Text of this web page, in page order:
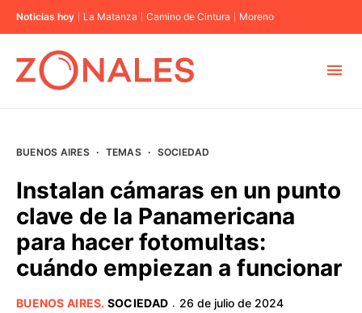
Noticias hoy La Matanza Camino de Cintura Moreno
BUENOS AIRES
PROVINCIAS
BUENOS AIRES · TEMAS · SOCIEDAD
Instalan cámaras en un punto
clave de la Panamericana
para hacer fotomultas:
cuándo empiezan a funcionar
BUENOS AIRES. SOCIEDAD · 26 de julio de 2024